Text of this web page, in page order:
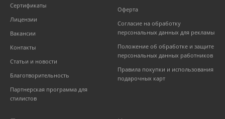
Сертификаты
Лицензии
Вакансии
Контакты
Статьи и новости
Благотворительность
Партнерская программа для
стилистов
Оферта
Согласие на обработку
персональных данных для рекламы
Положение об обработке и защите
персональных данных работников
Правила покупки и использования
подарочных карт